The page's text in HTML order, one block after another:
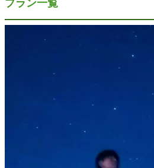
プラン一覧